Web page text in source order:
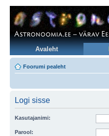
Avaleht
Foorumi pealeht
Logi sisse
Kasutajanimi:
Parool: